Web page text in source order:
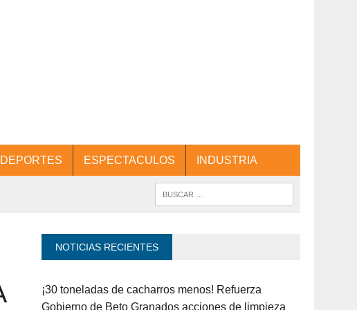
DEPORTES ESPECTACULOS INDUSTRIA
NOTICIAS RECIENTES
¡30 toneladas de cacharros menos! Refuerza
Gobierno de Beto Granados acciones de limpieza